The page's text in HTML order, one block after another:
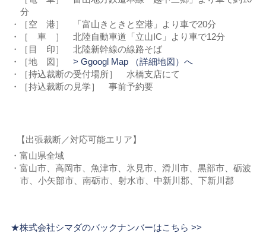
分
［空 港］ 「富山きときと空港」より車で20分
［ 車 ］ 北陸自動車道「立山IC」より車で12分
［目 印］ 北陸新幹線の線路そば
［地 図］ > Ggoogl Map （詳細地図）へ
［持込裁断の受付場所］ 水橋支店にて
［持込裁断の見学］ 事前予約要
【出張裁断／対応可能エリア】
富山県全域
富山市、高岡市、魚津市、氷見市、滑川市、黒部市、砺波
市、小矢部市、南砺市、射水市、中新川郡、下新川郡
★株式会社シマダのバックナンバーはこちら >>